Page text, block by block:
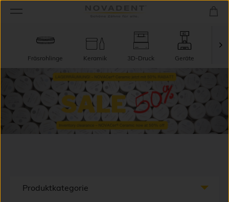
Fräsrohlinge Keramik 3D-Druck Geräte
Produktkategorie